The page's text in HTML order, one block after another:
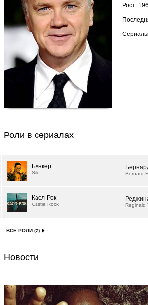
Рост:
Сериалы
Роли в сериалах
Бункер
Silo Bernard
Касл-Рок
Castle Rock Reginald
ВСЕ РОЛИ (2)
Новости